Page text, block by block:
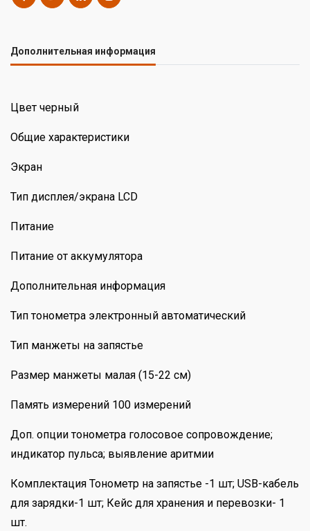
Дополнительная информация
Цвет черный
Общие характеристики
Экран
Тип дисплея/экрана LCD
Питание
Питание от аккумулятора
Дополнительная информация
Тип тонометра электронный автоматический
Тип манжеты на запястье
Размер манжеты малая (15-22 см)
Память измерений 100 измерений
Доп. опции тонометра голосовое сопровождение;
индикатор пульса; выявление аритмии
Комплектация Тонометр на запястье -1 шт; USB-кабель
для зарядки-1 шт; Кейс для хранения и перевозки- 1
шт.